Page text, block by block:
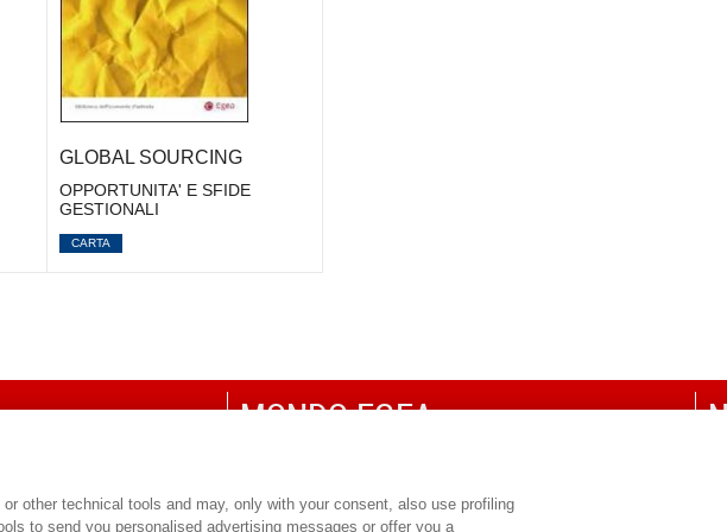
GLOBAL SOURCING
OPPORTUNITA' E SFIDE
GESTIONALI
CARTA
MONDO EGEA
SDA BOCCONI SCHOOL OF MANAGEMENT
other technical tools and may, only with your consent, also use profiling
to send you personalised advertising messages or offer you a